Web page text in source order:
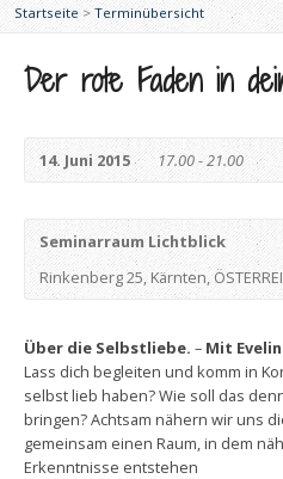
Startseite>Terminübersicht
Der rote Faden in
14. Juni 2015 17.00 - 21.00
Seminarraum Lichtblick
Rinkenberg 25, Kärnten,
Über die Selbstliebe. – Mit
Lass dich begleiten und komm in
selbst lieb haben? Wie soll das
bringen? Achtsam nähern wir uns
gemeinsam einen Raum, in dem
Erkenntnisse entstehen